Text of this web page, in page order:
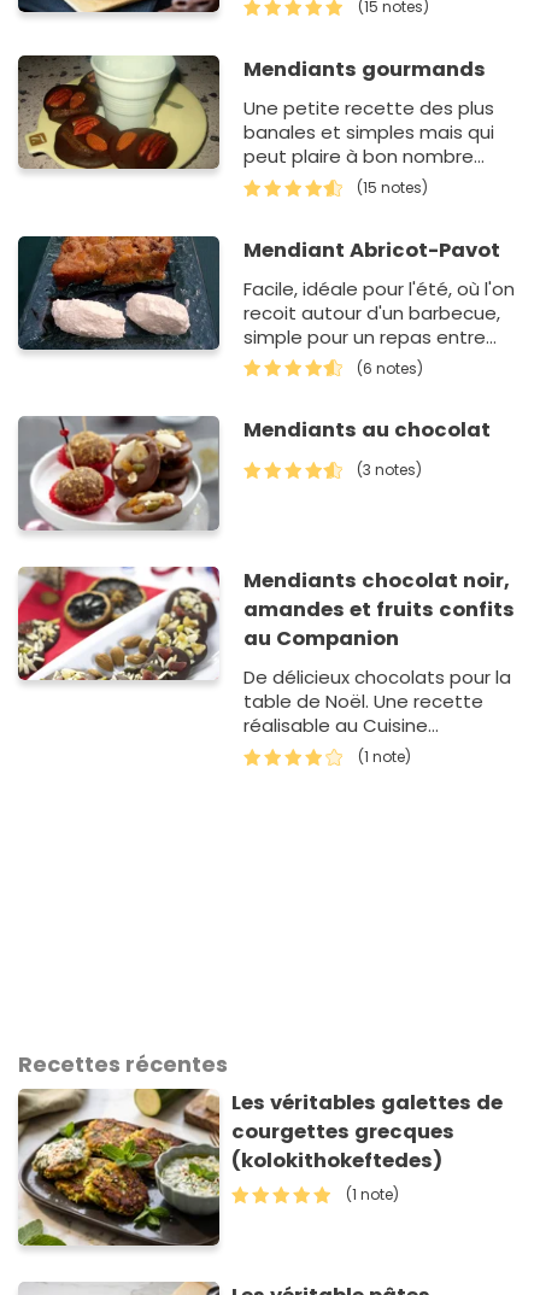
(15 notes)
Mendiants gourmands
Une petite recette des plus
banales et simples mais qui
peut plaire à bon nombre
d'entre vous !(15 notes)
Mendiant Abricot-Pavot
Facile, idéale pour l'été, où l'on
recoit autour d'un barbecue,
simple pour un repas entre
amis, peut être préparé la
veille.
(6 notes)
Mendiants au chocolat
(3 notes)
Mendiants chocolat noir,
amandes et fruits confits
au Companion
De délicieux chocolats pour la
table de Noël. Une recette
réalisable au Cuisine
Companion.
(1 note)
Recettes récentes
Les véritables galettes de
courgettes grecques
(kolokithokeftedes)
(1 note)